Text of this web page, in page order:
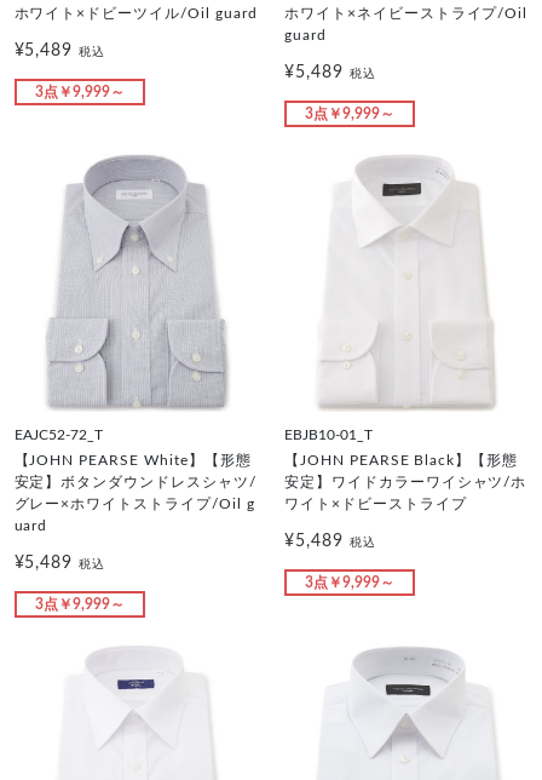
ホワイト×ドビーツイル/Oil guard
¥5,489税込
3点￥9,999～
ホワイト×ネイビーストライプ/Oil
guard
¥5,489 税込
3点￥9,999～
EAJC52-72_T
【JOHN PEARSE White】【形態
安定】ボタンダウンドレスシャツ/
グレー×ホワイトストライプ/Oil g
uard
¥5,489税込
3点￥9,999～
EBJB10-01_T
【JOHN PEARSE Black】【形態
安定】ワイドカラーワイシャツ/ホ
ワイト×ドビーストライプ
¥5,489 税込
3点￥9,999～